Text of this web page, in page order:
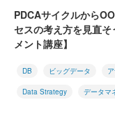
PDCAサイクルから
セスの考え方を見直
メント講座】
DB ビッグデータ
Data Strategy データマ